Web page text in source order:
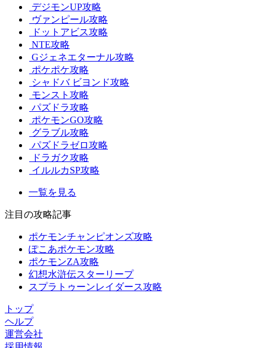
デジモンUP攻略
ヴァンピール攻略
ドットアビス攻略
NTE攻略
Gジェネエターナル攻略
ポケポケ攻略
シャドバ ビヨンド攻略
モンスト攻略
パズドラ攻略
ポケモンGO攻略
グラブル攻略
パズドラゼロ攻略
ドラガク攻略
イルルカSP攻略
一覧を見る
注目の攻略記事
ポケモンチャンピオンズ攻略
ぽこあポケモン攻略
ポケモンZA攻略
幻想水滸伝スターリープ
スプラトゥーンレイダース攻略
トップ
ヘルプ
運営会社